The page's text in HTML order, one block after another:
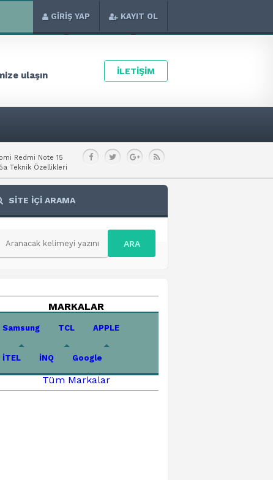
GİRİŞ YAP KAYIT OL
ulaşın İLETİŞİM
Redmi Note 15
Teknik Özellikleri
SİTE İÇİ ARAMA
ARA
MARKALAR
Samsung TCL APPLE
İTEL İNQ Google
Tüm Markalar